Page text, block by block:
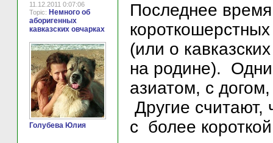
11.12.2011 0:07:06
Topic: Немного об
аборигенных
кавказских овчарках
Голубева Юлия
Последнее время
(или о
на родине). Одни
азиатом, с
Другие считают,
с более